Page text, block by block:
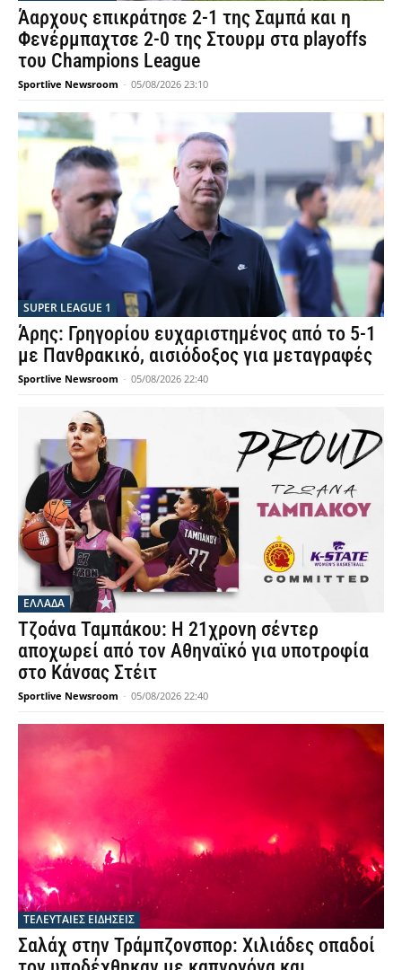
Άαρχους επικράτησε 2-1 της Σαμπά και η
Φενέρμπαχτσε 2-0 της Στουρμ στα playoffs
του Champions League
Sportlive Newsroom - 05/08/2026 23:10
SUPER LEAGUE 1
Άρης: Γρηγορίου ευχαριστημένος από το 5-1
με Πανθρακικό, αισιόδοξος για μεταγραφές
Sportlive Newsroom - 05/08/2026 22:40
ΕΛΛΑΔΑ
Τζοάνα Ταμπάκου: Η 21χρονη σέντερ
αποχωρεί από τον Αθηναϊκό για υποτροφία
στο Κάνσας Στέιτ
Sportlive Newsroom - 05/08/2026 22:40
ΤΕΛΕΥΤΑΙΕΣ ΕΙΔΗΣΕΙΣ
Σαλάχ στην Τράμπζονσπορ: Χιλιάδες οπαδοί